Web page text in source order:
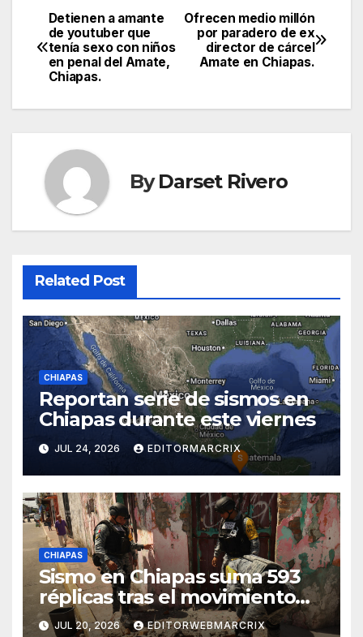
Post
navigation
Ofrecen medio millón
por paradero de ex
director de cárcel
Amate en Chiapas.
Detienen a amante
de youtuber que
tenía sexo con niños
en penal del Amate,
Chiapas.
ByDarset Rivero
Related Post
CHIAPAS
Reportan serie de sismos en
Chiapas durante este viernes
JUL 24, 2026 EDITORMARCRIX
CHIAPAS
Sismo en Chiapas suma 593
réplicas tras el movimiento
de magnitud 7.4
JUL 20, 2026 EDITORWEBMARCRIX